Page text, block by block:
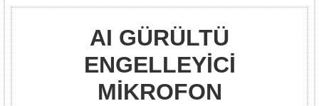
AI GÜRÜLTÜ
ENGELLEYİCİ
MİKROFON